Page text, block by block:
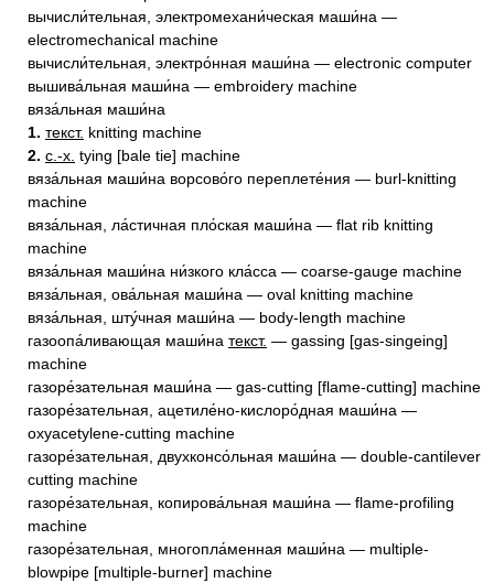
вычисли́тельная, электромехани́ческая маши́на —
electromechanical machine
вычисли́тельная, электро́нная маши́на — electronic computer
вышива́льная маши́на — embroidery machine
вяза́льная маши́на
1. текст. knitting machine
2. с.-х. tying [bale tie] machine
вяза́льная маши́на ворсово́го переплете́ния — burl-knitting
machine
вяза́льная, ла́стичная пло́ская маши́на — flat rib knitting
machine
вяза́льная маши́на ни́зкого кла́сса — coarse-gauge machine
вяза́льная, ова́льная маши́на — oval knitting machine
вяза́льная, шту́чная маши́на — body-length machine
газоопа́ливающая маши́на текст. — gassing [gas-singeing]
machine
газоре́зательная маши́на — gas-cutting [flame-cutting] machine
газоре́зательная, ацетиле́но-кислоро́дная маши́на —
oxyacetylene-cutting machine
газоре́зательная, двухконсо́льная маши́на — double-cantilever
cutting machine
газоре́зательная, копирова́льная маши́на — flame-profiling
machine
газоре́зательная, многопла́менная маши́на — multiple-
blowpipe [multiple-burner] machine